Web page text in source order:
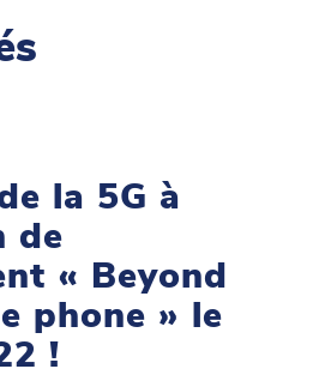
la 5G à
de
« Beyond
phone » le
!